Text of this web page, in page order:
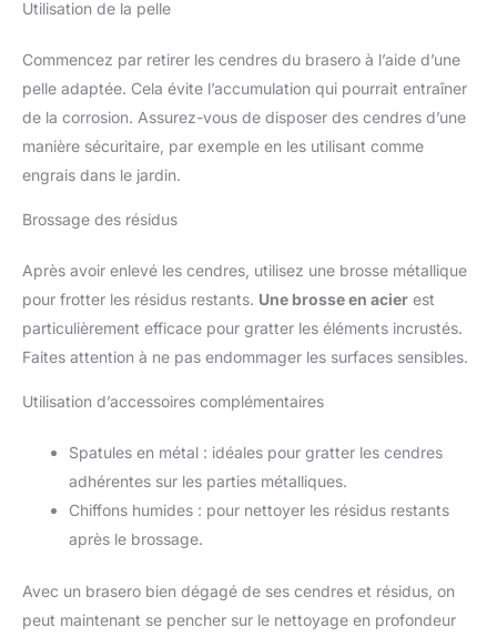
Utilisation de la pelle
Commencez par retirer les cendres du brasero à l’aide d’une
pelle adaptée. Cela évite l’accumulation qui pourrait entraîner
de la corrosion. Assurez-vous de disposer des cendres d’une
manière sécuritaire, par exemple en les utilisant comme
engrais dans le jardin.
Brossage des résidus
Après avoir enlevé les cendres, utilisez une brosse métallique
pour frotter les résidus restants. Une brosse en acier est
particulièrement efficace pour gratter les éléments incrustés.
Faites attention à ne pas endommager les surfaces sensibles.
Utilisation d’accessoires complémentaires
Spatules en métal : idéales pour gratter les cendres
adhérentes sur les parties métalliques.
Chiffons humides : pour nettoyer les résidus restants
après le brossage.
Avec un brasero bien dégagé de ses cendres et résidus, on
peut maintenant se pencher sur le nettoyage en profondeur